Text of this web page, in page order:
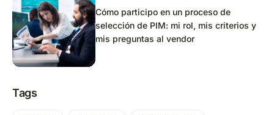
Cómo participo en un proceso de
selección de PIM: mi rol, mis criterios y
mis preguntas al vendor
Tags